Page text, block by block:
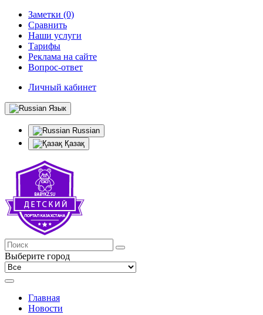
Заметки (0)
Сравнить
Наши услуги
Тарифы
Реклама на сайте
Вопрос-ответ
Личный кабинет
Язык
Russian
Қазақ
Выберите город
Главная
Новости